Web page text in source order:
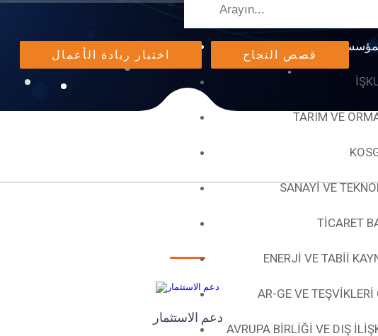
TARIM VE
SANAYİ VE
TİCARET
ENERJİ VE TABİİ
AR-GE VE
AVRUPA BİRLİĞİ VE DIŞ
اختبار ريادة الأعمال قصص النجاح
الروابط
دعم الاستثمار